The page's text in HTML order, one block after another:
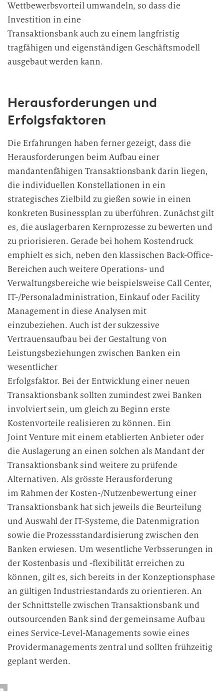
Wettbewerbsvorteil umwandeln, so dass die
Investition in eine
Transaktionsbank auch zu einem langfristig
tragfähigen und eigenständigen Geschäftsmodell
ausgebaut werden kann.
Herausforderungen und
Erfolgsfaktoren
Die Erfahrungen haben ferner gezeigt, dass die
Herausforderungen beim Aufbau einer
mandantenfähigen Transaktionsbank darin liegen,
die individuellen Konstellationen in ein
strategisches Zielbild zu gießen sowie in einen
konkreten Businessplan zu überführen. Zunächst gilt
es, die auslagerbaren Kernprozesse zu bewerten und
zu priorisieren. Gerade bei hohem Kostendruck
emphielt es sich, neben den klassischen Back-Office-
Bereichen auch weitere Operations- und
Verwaltungsbereiche wie beispielsweise Call Center,
IT-/Personaladministration, Einkauf oder Facility
Management in diese Analysen mit
einzubeziehen. Auch ist der sukzessive
Vertrauensaufbau bei der Gestaltung von
Leistungsbeziehungen zwischen Banken ein
wesentlicher
Erfolgsfaktor. Bei der Entwicklung einer neuen
Transaktionsbank sollten zumindest zwei Banken
involviert sein, um gleich zu Beginn erste
Kostenvorteile realisieren zu können. Ein
Joint Venture mit einem etablierten Anbieter oder
die Auslagerung an einen solchen als Mandant der
Transaktionsbank sind weitere zu prüfende
Alternativen. Als grösste Herausforderung
im Rahmen der Kosten-/Nutzenbewertung einer
Transaktionsbank hat sich jeweils die Beurteilung
und Auswahl der IT-Systeme, die Datenmigration
sowie die Prozessstandardisierung zwischen den
Banken erwiesen. Um wesentliche Verbsserungen in
der Kostenbasis und -flexibilität erreichen zu
können, gilt es, sich bereits in der Konzeptionsphase
an gültigen Industriestandards zu orientieren. An
der Schnittstelle zwischen Transaktionsbank und
outsourcenden Bank sind der gemeinsame Aufbau
eines Service-Level-Managements sowie eines
Providermanagements zentral und sollten frühzeitig
geplant werden.